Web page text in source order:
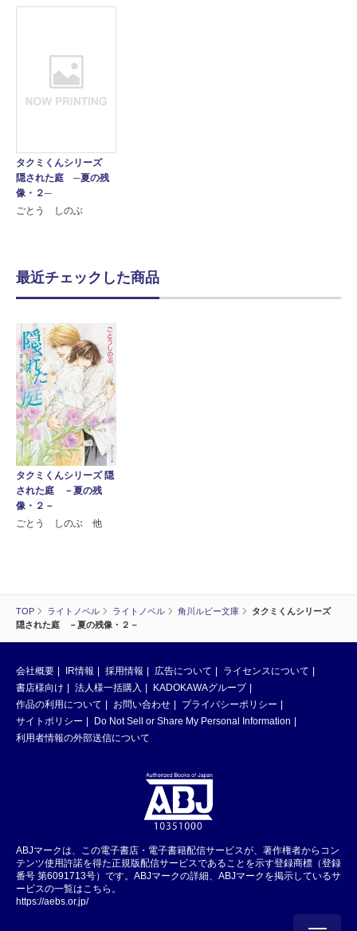
TOP ライトノベル ライトノベル 角川ルビー文庫
タクミくんシリーズ
隠された庭 －夏の残像・２－
タクミくんシリーズ
隠された庭 ─夏の残
像・２─
ごとう しのぶ
最近チェックした商品
タクミくんシリーズ 隠
された庭 －夏の残
像・２－
ごとう しのぶ 他
会社概要 IR情報 採用情報 広告について
ライセンスについて
書店様向け
法人様一括購入
KADOKAWAグループ
作品の利用について
お問い合わせ
プライバシーポリシー
サイトポリシー
Do Not Sell or Share My Personal Information
利用者情報の外部送信について
ABJマークは、この電子書店・電子書籍配信サービスが、著作権者からコン
テンツ使用許諾を得た正規版配信サービスであることを示す登録商標（登録
番号 第6091713号）です。ABJマークの詳細、ABJマークを掲示しているサ
ービスの一覧はこちら。
https://aebs.or.jp/